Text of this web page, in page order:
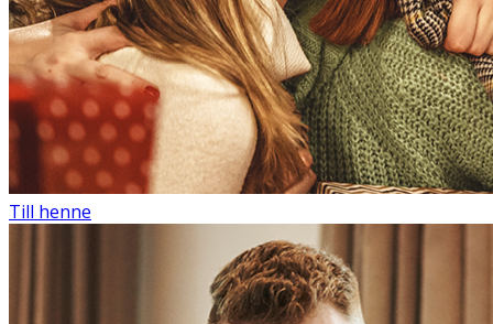
Till henne